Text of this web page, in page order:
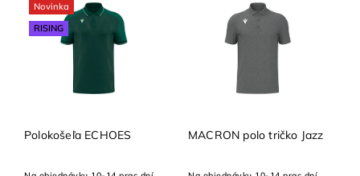
Najpredávanejšie
Abecedne
Novinka
RISING
Polokošeľa ECHOES MACRON polo tričko Jazz